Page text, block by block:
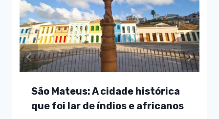
São Mateus: A cidade histórica
que foi lar de índios e africanos